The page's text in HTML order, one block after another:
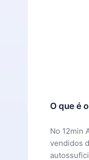
O que é
No 12min
vendidos